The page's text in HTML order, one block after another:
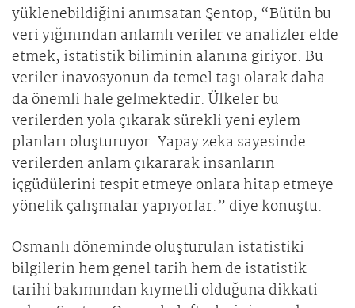
yüklenebildiğini anımsatan Şentop, “Bütün bu
veri yığınından anlamlı veriler ve analizler elde
etmek, istatistik biliminin alanına giriyor. Bu
veriler inavosyonun da temel taşı olarak daha
da önemli hale gelmektedir. Ülkeler bu
verilerden yola çıkarak sürekli yeni eylem
planları oluşturuyor. Yapay zeka sayesinde
verilerden anlam çıkararak insanların
içgüdülerini tespit etmeye onlara hitap etmeye
yönelik çalışmalar yapıyorlar.” diye konuştu.
Osmanlı döneminde oluşturulan istatistiki
bilgilerin hem genel tarih hem de istatistik
tarihi bakımından kıymetli olduğuna dikkati